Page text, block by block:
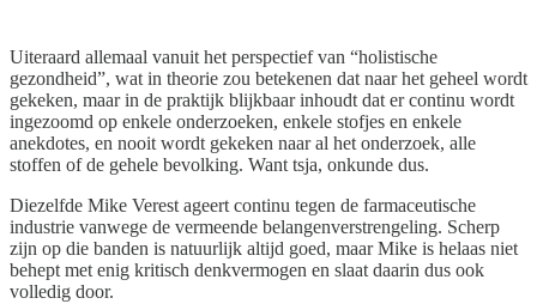
Uiteraard allemaal vanuit het perspectief van “holistische
gezondheid”, wat in theorie zou betekenen dat naar het geheel wordt
gekeken, maar in de praktijk blijkbaar inhoudt dat er continu wordt
ingezoomd op enkele onderzoeken, enkele stofjes en enkele
anekdotes, en nooit wordt gekeken naar al het onderzoek, alle
stoffen of de gehele bevolking. Want tsja, onkunde dus.
Diezelfde Mike Verest ageert continu tegen de farmaceutische
industrie vanwege de vermeende belangenverstrengeling. Scherp
zijn op die banden is natuurlijk altijd goed, maar Mike is helaas niet
behept met enig kritisch denkvermogen en slaat daarin dus ook
volledig door.